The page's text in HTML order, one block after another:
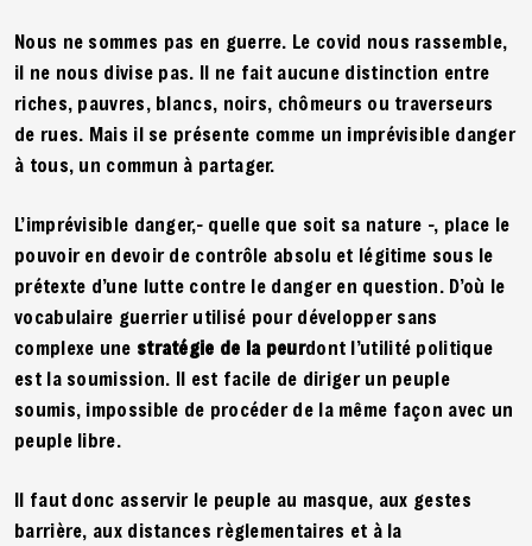
Nous ne sommes pas en guerre. Le covid nous rassemble,
il ne nous divise pas. Il ne fait aucune distinction entre
riches, pauvres, blancs, noirs, chômeurs ou traverseurs
de rues. Mais il se présente comme un imprévisible danger
à tous, un commun à partager.
L’imprévisible danger,- quelle que soit sa nature -, place le
pouvoir en devoir de contrôle absolu et légitime sous le
prétexte d’une lutte contre le danger en question. D’où le
vocabulaire guerrier utilisé pour développer sans
complexe une stratégie de la peurdont l’utilité politique
est la soumission. Il est facile de diriger un peuple
soumis, impossible de procéder de la même façon avec un
peuple libre.
Il faut donc asservir le peuple au masque, aux gestes
barrière, aux distances règlementaires et à la